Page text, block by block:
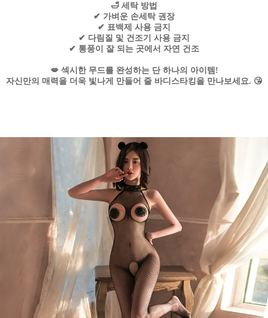
🛁 세탁 방법
✔ 가벼운 손세탁 권장
✔ 표백제 사용 금지
✔ 다림질 및 건조기 사용 금지
✔ 통풍이 잘 되는 곳에서 자연 건조
💋 섹시한 무드를 완성하는 단 하나의 아이템!
자신만의 매력을 더욱 빛나게 만들어 줄 바디스타킹을 만나보세요. 😘